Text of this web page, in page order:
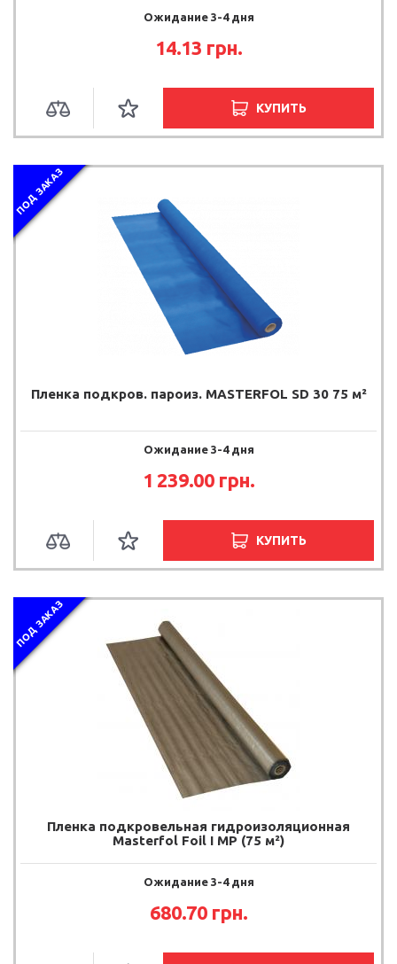
Ожидание 3-4 дня
14.13 грн.
КУПИТЬ
ПОД ЗАКАЗ
Пленка подкров. пароиз. MASTERFOL SD 30 75 м²
Ожидание 3-4 дня
1 239.00 грн.
КУПИТЬ
ПОД ЗАКАЗ
Пленка подкровельная гидроизоляционная
Masterfol Foil I MP (75 м²)
Ожидание 3-4 дня
680.70 грн.